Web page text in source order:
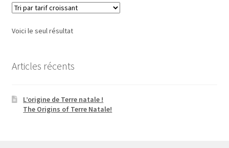
Voici le seul résultat
Articles récents
L’origine de Terre natale !
The Origins of Terre Natale!